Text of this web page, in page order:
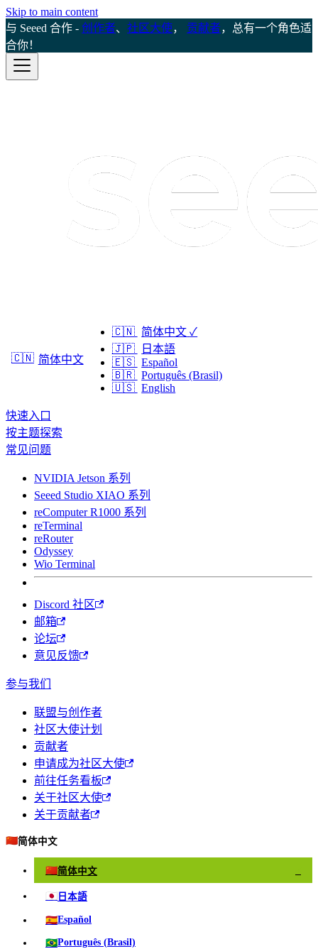
Skip to main content
与 Seeed 合作 - 创作者、 社区大使， 贡献者，总有一个角色适
合你！
🇨🇳 简体中文
🇨🇳 简体中文 ✓
🇯🇵
日本語
🇪🇸 Español
🇧🇷 Português (Brasil)
🇺🇸 English
快速入口
按主题探索
常见问题
NVIDIA Jetson 系列
Seeed Studio XIAO 系列
reComputer R1000 系列
reTerminal
reRouter
Odyssey
Wio Terminal
Discord 社区
邮箱
论坛
意见反馈
参与我们
联盟与创作者
社区大使计划
贡献者
申请成为社区大使
前往任务看板
关于社区大使
关于贡献者
🇨🇳简体中文
🇨🇳简体中文
🇯🇵 日本語
🇪🇸Español
🇧🇷Português (Brasil)